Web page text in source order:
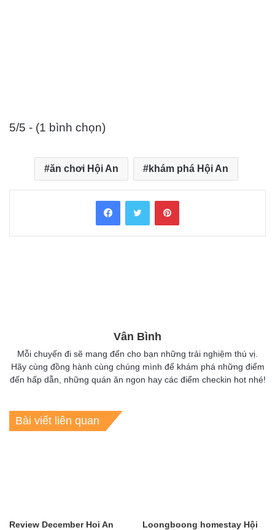
5/5 - (1 bình chọn)
ăn chơi Hội An khám phá Hội An
FacebookTwitter Pinterest
Vân Bình
Mỗi chuyến đi sẽ mang đến cho bạn những trải nghiệm thú vị.
Hãy cùng đồng hành cùng chúng mình để khám phá những điểm
đến hấp dẫn, những quán ăn ngon hay các điểm checkin hot nhé!
Bài viết liên quan
Review December Hoi An Loongboong homestay Hội